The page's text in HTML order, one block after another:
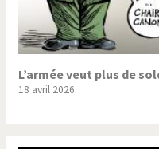
L’armée veut plus de
18 avril 2026